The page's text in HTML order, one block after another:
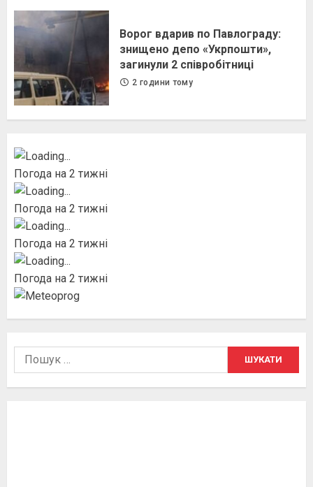
Ворог вдарив по Павлограду:
знищено депо «Укрпошти»,
загинули 2 співробітниці
2 години тому
Погода на 2 тижні
Погода на 2 тижні
Погода на 2 тижні
Погода на 2 тижні
Пошук: